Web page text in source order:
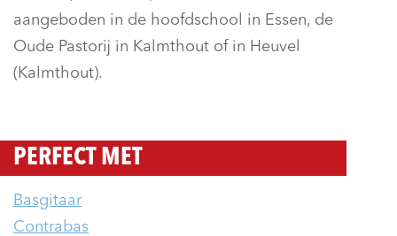
aangeboden in de hoofdschool in Essen, de
Oude Pastorij in Kalmthout of in Heuvel
(Kalmthout).
PERFECT MET
Basgitaar
Contrabas